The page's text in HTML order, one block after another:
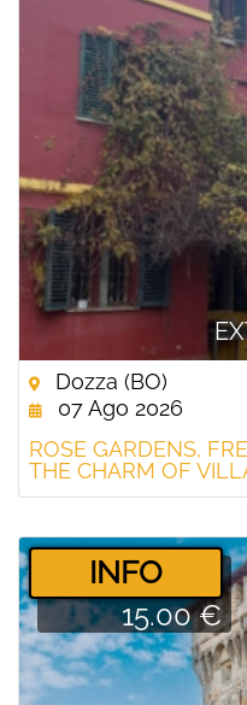
Dozza (BO)
07 Ago 2026
ROSE GARDENS,
THE CHARM OF
­INFO
15.00 €